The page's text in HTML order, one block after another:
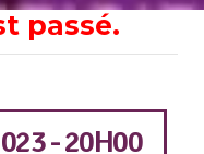
passé.
- 20H00